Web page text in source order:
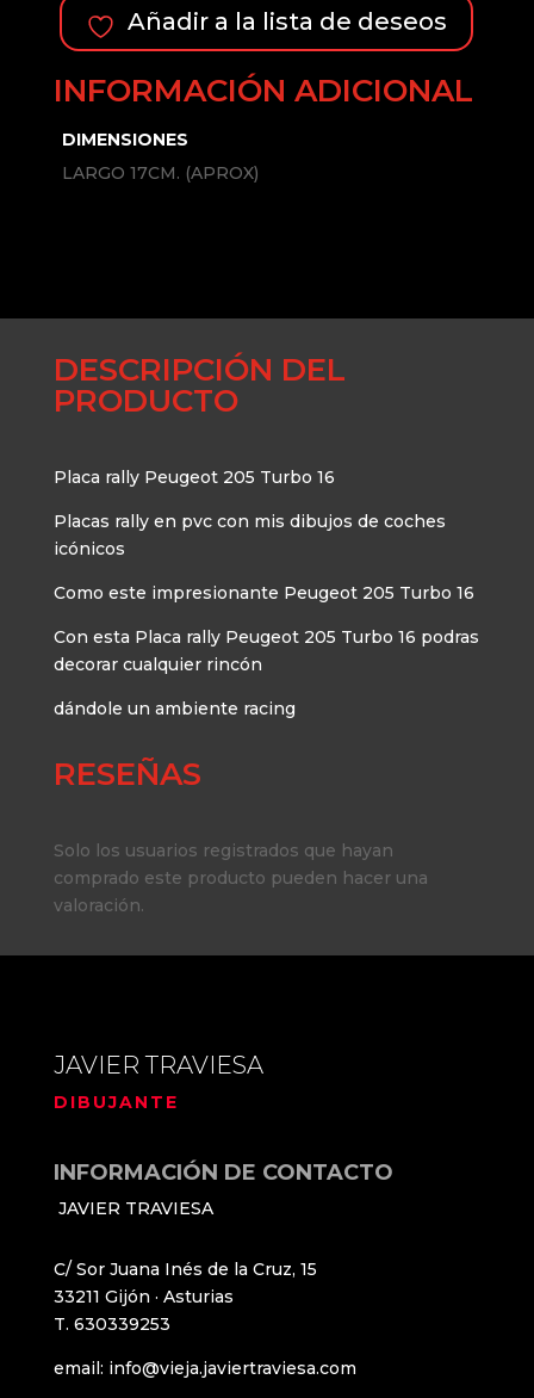
TURBO
16
Añadir a la lista de deseos
INFORMACIÓN ADICIONAL
DIMENSIONES
LARGO 17CM. (APROX)
DESCRIPCIÓN DEL
PRODUCTO
Placa rally Peugeot 205 Turbo 16
Placas rally en pvc con mis dibujos de coches
icónicos
Como este impresionante Peugeot 205 Turbo 16
Con esta Placa rally Peugeot 205 Turbo 16 podras
decorar cualquier rincón
dándole un ambiente racing
RESEÑAS
Solo los usuarios registrados que hayan
comprado este producto pueden hacer una
valoración.
JAVIER TRAVIESA
DIBUJANTE
INFORMACIÓN DE CONTACTO
JAVIER TRAVIESA
C/ Sor Juana Inés de la Cruz, 15
33211 Gijón · Asturias
T. 630339253
email: info@vieja.javiertraviesa.com